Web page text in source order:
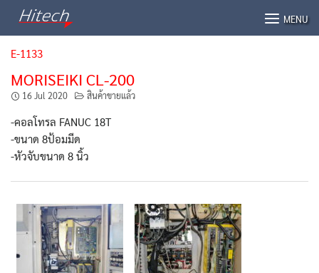
MENU
E-1133
MORISEIKI CL-200
16 Jul 2020 สินค้าขายแล้ว
-คอลโทรล FANUC 18T
-ขนาด 8ป้อมมีด
-หัวจับขนาด 8 นิ้ว